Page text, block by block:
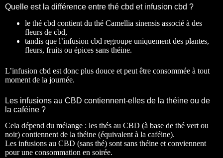
Quelle est la différence entre thé cbd et infusion cbd ?
le thé cbd contient du thé Camellia sinensis associé à des
fleurs de cbd,
tandis que l’infusion cbd regroupe uniquement des plantes,
fleurs, fruits ou épices sans théine.
L’infusion cbd est donc plus douce et peut être consommée à tout
moment de la journée.
Les infusions au CBD contiennent-elles de la théine ou de
la caféine ?
Cela dépend du mélange : les thés au CBD (à base de thé vert ou
noir) contiennent de la théine (équivalent à la caféine).
Les infusions au CBD (sans thé) sont sans théine et conviennent
pour une consommation en soirée.